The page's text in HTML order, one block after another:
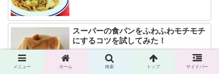
スーパーの食パンをふわふわモチモチ
にするコツを試してみた！
メニュー ホーム 検索 トップ サイドバー